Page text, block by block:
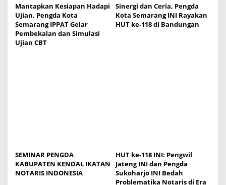
n
Mantapkan Kesiapan Hadapi
Ujian, Pengda Kota
Semarang IPPAT Gelar
Pembekalan dan Simulasi
Ujian CBT
Sinergi dan Ceria, Pengda
Kota Semarang INI Rayakan
HUT ke-118 di Bandungan
SEMINAR PENGDA
KABUPATEN KENDAL IKATAN
NOTARIS INDONESIA
HUT ke-118 INI: Pengwil
Jateng INI dan Pengda
Sukoharjo INI Bedah
Problematika Notaris di Era